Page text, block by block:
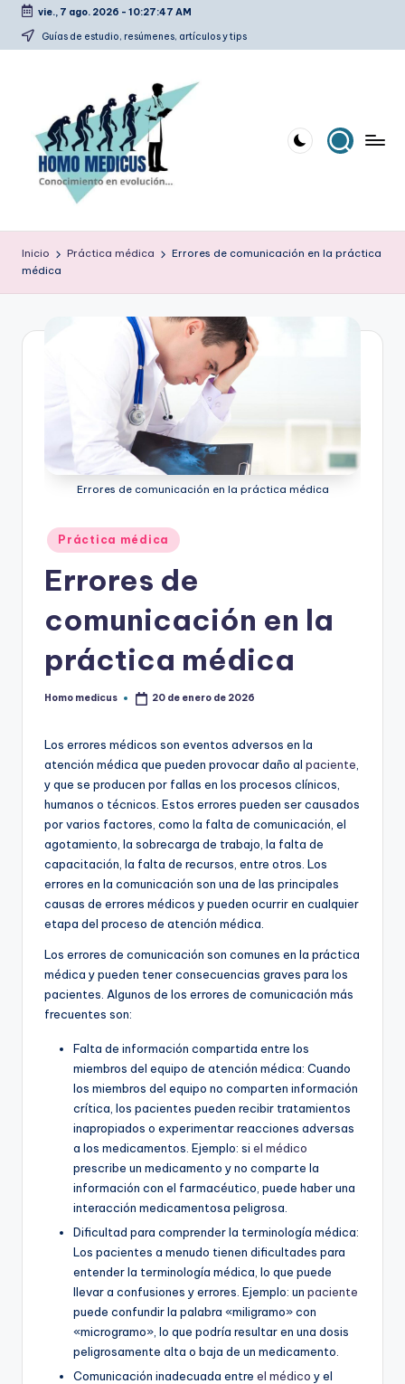
Saltar
vie., 7 ago. 2026 - 10:27:47 AM
Guías de estudio, resúmenes, artículos y tips
o
m
estudio,
Inicio Práctica médica
Errores de comunicación en la práctica
médica
Errores de comunicación en la práctica médica
Publicado
en
Práctica médica
Errores de
comunicación en la
práctica médica
Publicado
Homo medicus 20 de enero de 2026
Los errores médicos son eventos adversos en la
atención médica que pueden provocar daño al paciente
y que se producen por fallas en los procesos clínicos,
humanos o técnicos. Estos errores pueden ser causados
por varios factores, como la falta de comunicación, el
agotamiento, la sobrecarga de trabajo, la falta de
capacitación, la falta de recursos, entre otros. Los
errores en la comunicación son una de las principales
causas de errores médicos y pueden ocurrir en cualquier
etapa del proceso de atención médica.
Los errores de comunicación son comunes en la práctica
médica y pueden tener consecuencias graves para los
pacientes. Algunos de los errores de comunicación más
frecuentes son:
Falta de información compartida entre los
miembros del equipo de atención médica: Cuando
los miembros del equipo no comparten información
crítica, los pacientes pueden recibir tratamientos
inapropiados o experimentar reacciones adversas
a los medicamentos. Ejemplo: si el médico
prescribe un medicamento y no comparte la
información con el farmacéutico, puede haber una
interacción medicamentosa peligrosa.
Dificultad para comprender la terminología médica:
Los pacientes a menudo tienen dificultades para
entender la terminología médica, lo que puede
llevar a confusiones y errores. Ejemplo: un paciente
puede confundir la palabra «miligramo» con
«microgramo», lo que podría resultar en una dosis
peligrosamente alta o baja de un medicamento.
Comunicación inadecuada entre el médico y el